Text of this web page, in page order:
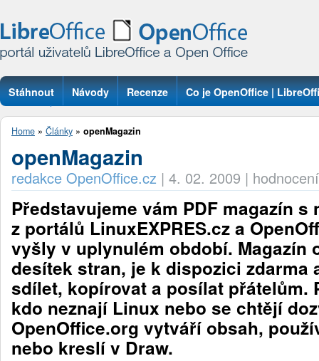
Stáhnout Návody Recenze Co je OpenOffice |
Otázky
Home » Články » openMagazin
openMagazin
redakce OpenOffice.cz | 4. 02. 2009 |
Představujeme vám PDF magazín
z portálů LinuxEXPRES.cz a
vyšly v uplynulém období. Magazín
desítek stran, je k dispozici zdarma
sdílet, kopírovat a posílat přátelům.
kdo neznají Linux nebo se chtějí
OpenOffice.org vytváří obsah,
nebo kreslí v Draw.